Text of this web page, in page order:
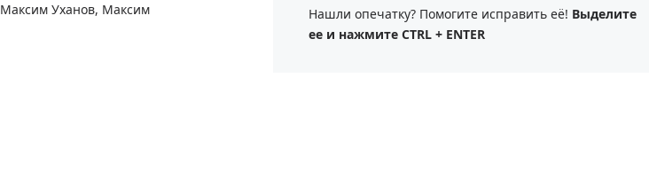
Максим Уханов, Максим
Нашли опечатку? Помогите исправить её! Выделите
ее и нажмите CTRL + ENTER